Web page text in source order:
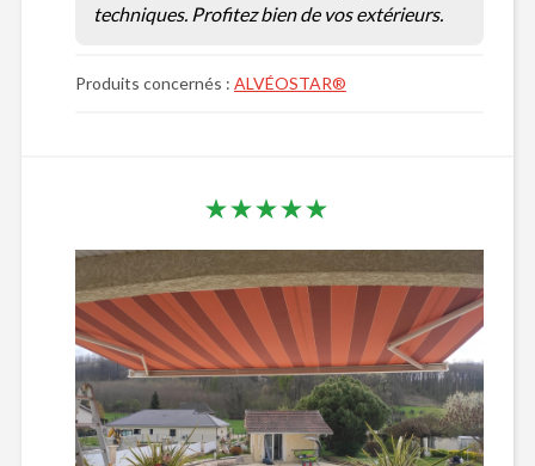
techniques. Profitez bien de vos extérieurs.
Produits concernés : ALVÉOSTAR®